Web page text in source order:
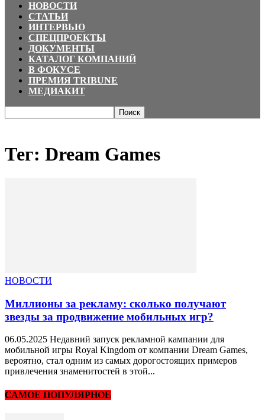
НОВОСТИ
СТАТЬИ
ИНТЕРВЬЮ
СПЕЦПРОЕКТЫ
ДОКУМЕНТЫ
КАТАЛОГ КОМПАНИЙ
В ФОКУСЕ
ПРЕМИЯ TRIBUNE
МЕДИАКИТ
Тег: Dream Games
НОВОСТИ
Миллионы за рекламу: сколько получают
звезды за продвижение мобильных игр?
06.05.2025 Недавний запуск рекламной кампании для
мобильной игры Royal Kingdom от компании Dream Games,
вероятно, стал одним из самых дорогостоящих примеров
привлечения знаменитостей в этой...
САМОЕ ПОПУЛЯРНОЕ